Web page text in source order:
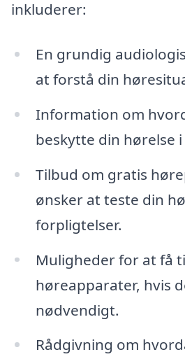
inkluderer:
En grundig
at forstå din
Information om
beskytte din hørelse
Tilbud om gratis
ønsker at teste din
forpligtelser.
Muligheder for at få
høreapparater, hvis
nødvendigt.
Rådgivning om